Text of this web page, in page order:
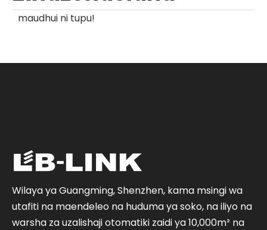
maudhui ni tupu!
Wilaya ya Guangming, Shenzhen, kama msingi wa
utafiti na maendeleo na huduma ya soko, na iliyo na
warsha za uzalishaji otomatiki zaidi ya 10,000m² na